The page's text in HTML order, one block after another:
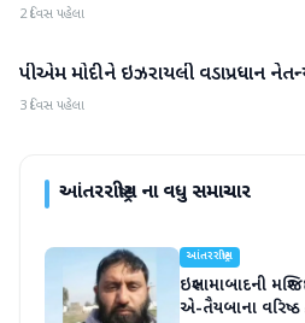
2 દિવસ પહેલા
આંતરરાષ્ટ્રીય
પીએમ મોદીને ઇઝરાયલી વડાપ્રધાન
3 દિવસ પહેલા
આંતરરાષ્ટ્રીયના વધુ સમાચાર
આંતરરાષ્ટ્રીય
ઇસ્લામાબાદની
એ-તૈયબાના વરિષ્ઠ